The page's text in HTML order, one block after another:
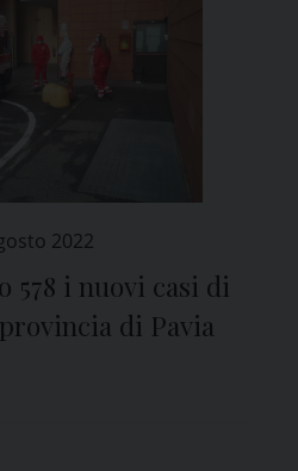
2022
578 i nuovi casi di
di Pavia